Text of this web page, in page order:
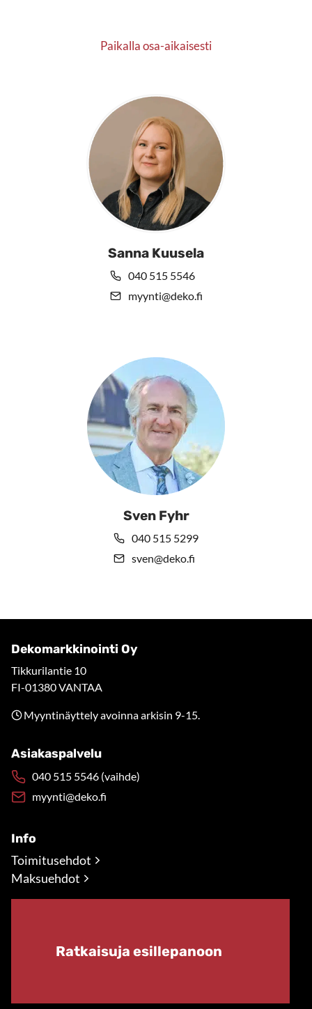
Paikalla osa-aikaisesti
Sanna Kuusela
040 515 5546
myynti@deko.fi
Sven Fyhr
040 515 5299
sven@deko.fi
Dekomarkkinointi Oy
Tikkurilantie 10
FI-01380 VANTAA
Myyntinäyttely avoinna arkisin 9-15.
Asiakaspalvelu
040 515 5546 (vaihde)
myynti@deko.fi
Info
Toimitusehdot
Maksuehdot
Ratkaisuja esillepanoon